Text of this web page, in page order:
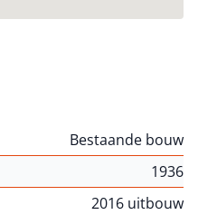
Bestaande bouw
1936
2016 uitbouw